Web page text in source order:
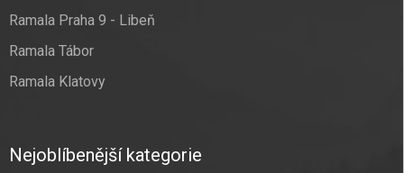
Ramala Praha 9 - Libeň
Ramala Tábor
Ramala Klatovy
Nejoblíbenější kategorie